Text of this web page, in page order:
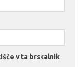
v ta brskalnik